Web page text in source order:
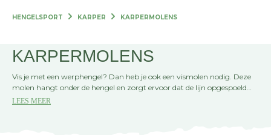
HENGELSPORT KARPER KARPERMOLENS
KARPERMOLENS
Vis je met een werphengel? Dan heb je ook een vismolen nodig. Deze
molen hangt onder de hengel en zorgt ervoor dat de lijn opgespoeld
wordt als je aan de molenslinger draait. Een molen heeft veel capaciteit
LEES MEER